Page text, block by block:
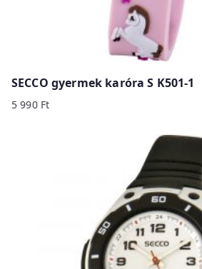
SECCO gyermek karóra S K501-1
5 990 Ft